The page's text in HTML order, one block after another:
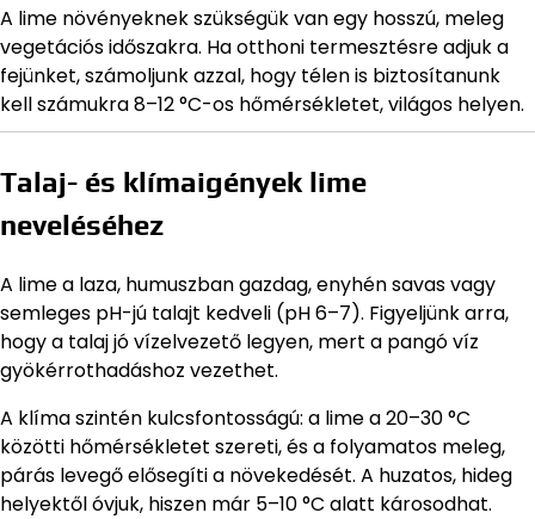
A lime növényeknek szükségük van egy hosszú, meleg
vegetációs időszakra. Ha otthoni termesztésre adjuk a
fejünket, számoljunk azzal, hogy télen is biztosítanunk
kell számukra 8–12 °C-os hőmérsékletet, világos helyen.
Talaj- és klímaigények lime
neveléséhez
A lime a laza, humuszban gazdag, enyhén savas vagy
semleges pH-jú talajt kedveli (pH 6–7). Figyeljünk arra,
hogy a talaj jó vízelvezető legyen, mert a pangó víz
gyökérrothadáshoz vezethet.
A klíma szintén kulcsfontosságú: a lime a 20–30 °C
közötti hőmérsékletet szereti, és a folyamatos meleg,
párás levegő elősegíti a növekedését. A huzatos, hideg
helyektől óvjuk, hiszen már 5–10 °C alatt károsodhat.